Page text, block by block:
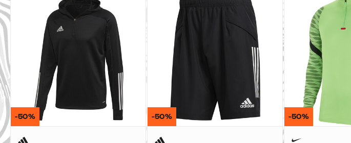
-50% -50% -50%